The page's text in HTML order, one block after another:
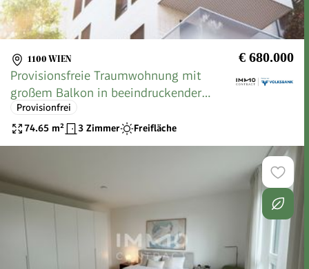
1100 WIEN € 680.000
Provisionsfreie Traumwohnung mit
großem Balkon in beeindruckender
Gartenoase
Provisionfrei
74.65 m² 3 Zimmer Freifläche